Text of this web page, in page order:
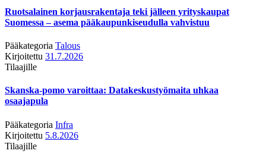
Ruotsalainen korjausrakentaja teki jälleen yrityskaupat
Suomessa – asema pääkaupunkiseudulla vahvistuu
Pääkategoria Talous
Kirjoitettu 31.7.2026
Tilaajille
Skanska-pomo varoittaa: Datakeskustyömaita uhkaa
osaajapula
Pääkategoria Infra
Kirjoitettu 5.8.2026
Tilaajille